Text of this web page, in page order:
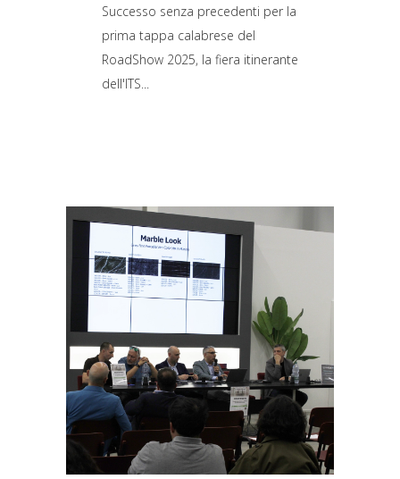
Successo senza precedenti per la
prima tappa calabrese del
RoadShow 2025, la fiera itinerante
dell'ITS